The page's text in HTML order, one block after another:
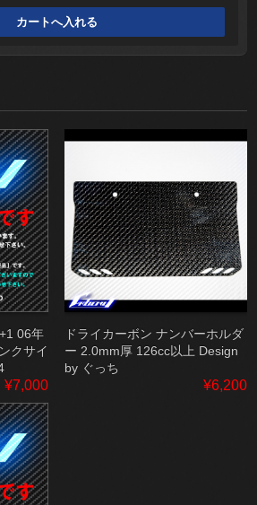
06年
クサイ
¥7,000
ドライカーボン ナンバーホルダ
ー 2.0mm厚 126cc以上 Design
by ぐっち
¥6,200